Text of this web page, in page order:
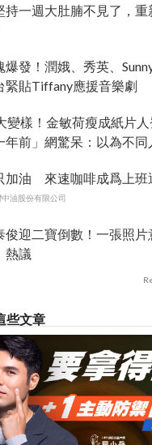
持一週大肚腩不見了，重
爆發！潤娥、秀英、
緊貼Tiffany應援音樂劇
變樣！金敏荷瘦成紙片
年前」網驚呆：以為不同
加油 來速咖啡成爲上班
中油股份有限公司
俊迎二寶倒數！一張照片
熱議
些文章